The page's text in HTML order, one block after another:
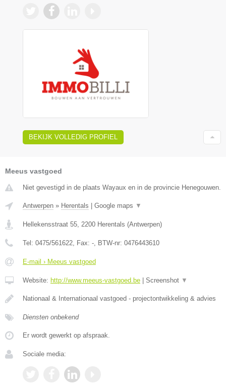
BEKIJK VOLLEDIG PROFIEL
Meeus vastgoed
Niet gevestigd in de plaats Wayaux en in de provincie Henegouwen.
Antwerpen » Herentals Google maps ▼
Hellekensstraat 55, 2200 Herentals (Antwerpen)
Tel: 0475/561622, Fax: -, BTW-nr: 0476443610
E-mail › Meeus vastgoed
Website: http://www.meeus-vastgoed.be Screenshot ▼
Nationaal & Internationaal vastgoed - projectontwikkeling & advies
Diensten onbekend
Er wordt gewerkt op afspraak.
Sociale media: